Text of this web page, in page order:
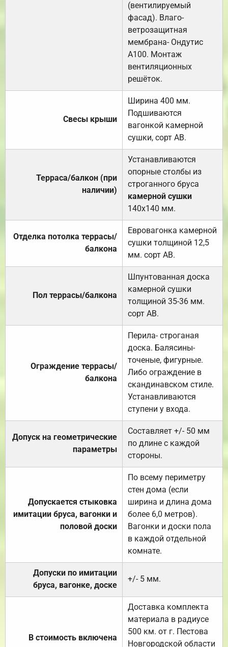
(вентилируемый
фасад). Влаго-
ветрозащитная
мембрана- Ондутис
А100. Монтаж
вентиляционных
решёток.
Свесы крыши
Ширина 400 мм.
Подшиваются
вагонкой камерной
сушки, сорт АВ.
Терраса/балкон (при
наличии)
Устанавливаются
опорные столбы из
строганного бруса
камерной сушки
140х140 мм.
Отделка потолка террасы/
балкона
Евровагонка камерной
сушки толщиной 12,5
мм. сорт АВ.
Пол террасы/балкона
Шпунтованная доска
камерной сушки
толщиной 35-36 мм.
сорт АВ.
Ограждение террасы/
балкона
Перила- строганая
доска. Балясины-
точеные, фигурные.
Либо ограждение в
скандинавском стиле.
Устанавливаются
ступени у входа.
Допуск на геометрические
параметры
Составляет +/- 50 мм
по длине с каждой
стороны.
Допускается стыковка
имитации бруса, вагонки и
половой доски
По всему периметру
стен дома (если
ширина и длина дома
более 6,0 метров).
Вагонки и доски пола
в каждой отдельной
комнате.
Допуски по имитации
бруса, вагонке, доске
+/- 5 мм.
В стоимость включена
Доставка комплекта
материала в радиусе
500 км. от г. Пестова
Новгородской области